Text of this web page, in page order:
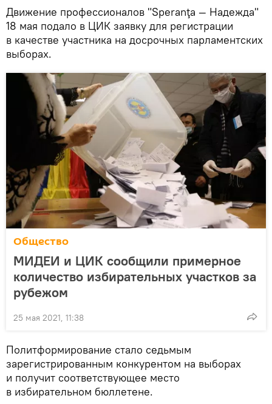
Движение профессионалов "Speranţa — Надежда"
18 мая подало в ЦИК заявку для регистрации
в качестве участника на досрочных парламентских
выборах.
Общество
МИДЕИ и ЦИК сообщили примерное
количество избирательных участков за
рубежом
25 мая 2021, 11:38
Политформирование стало седьмым
зарегистрированным конкурентом на выборах
и получит соответствующее место
в избирательном бюллетене.